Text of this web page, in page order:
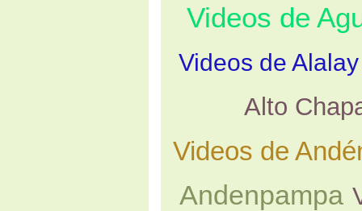
Videos de
Videos de Alalay
Alto
Videos de
Andenpampa